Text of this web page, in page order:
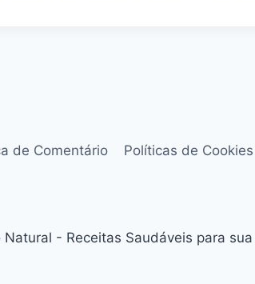
de Comentário Políticas de Cookies
- Receitas Saudáveis para